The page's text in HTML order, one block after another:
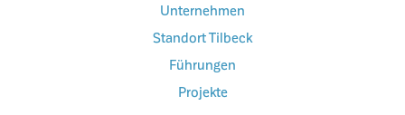
Unternehmen
Standort Tilbeck
Führungen
Projekte